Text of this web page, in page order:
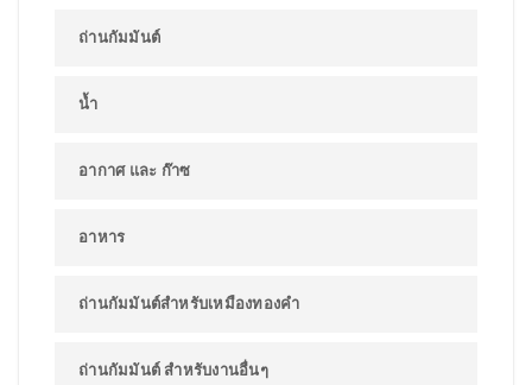
ถ่านกัมมันต์
น้ำ
อากาศ และ ก๊าซ
อาหาร
ถ่านกัมมันต์สำหรับเหมืองทองคำ
ถ่านกัมมันต์ สำหรับงานอื่นๆ